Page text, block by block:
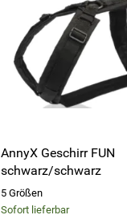
AnnyX Geschirr FUN
schwarz/schwarz
5 Größen
Sofort lieferbar